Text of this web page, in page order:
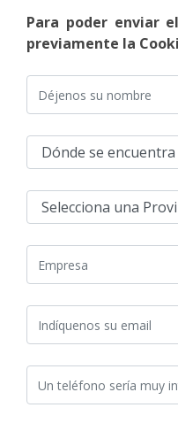
Para poder enviar
previamente la